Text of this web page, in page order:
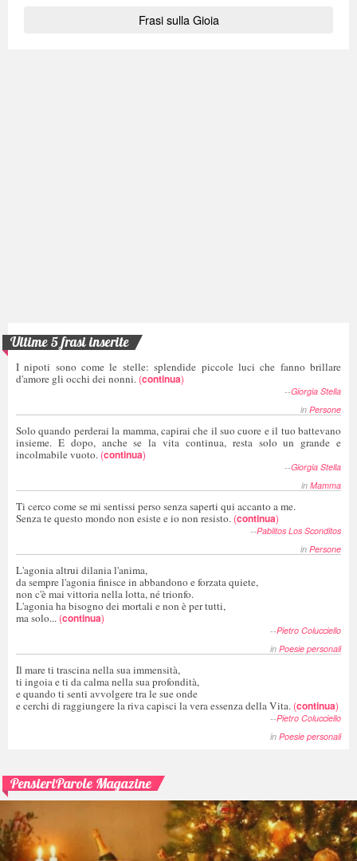
Frasi sulla Gioia
Ultime 5 frasi inserite
I nipoti sono come le stelle: splendide piccole luci che fanno brillare
d'amore gli occhi dei nonni. (continua)
--Giorgia Stella
in Persone
Solo quando perderai la mamma, capirai che il suo cuore e il tuo battevano
insieme. E dopo, anche se la vita continua, resta solo un grande e
incolmabile vuoto. (continua)
--Giorgia Stella
in Mamma
Ti cerco come se mi sentissi perso senza saperti qui accanto a me.
Senza te questo mondo non esiste e io non resisto. (continua)
--Pablitos Los Sconditos
in Persone
L'agonia altrui dilania l'anima,
da sempre l'agonia finisce in abbandono e forzata quiete,
non c'è mai vittoria nella lotta, né trionfo.
L'agonia ha bisogno dei mortali e non è per tutti,
ma solo... (continua)
--Pietro Colucciello
in Poesie personali
Il mare ti trascina nella sua immensità,
ti ingoia e ti da calma nella sua profondità,
e quando ti senti avvolgere tra le sue onde
e cerchi di raggiungere la riva capisci la vera essenza della Vita. (continua)
--Pietro Colucciello
in Poesie personali
PensieriParole Magazine